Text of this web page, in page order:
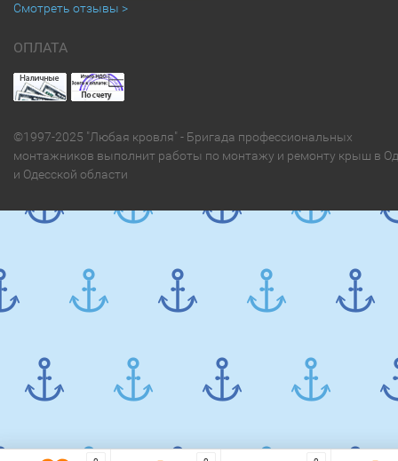
Смотреть отзывы >
ОПЛАТА
©1997-2025 "Любая кровля" - Бригада профессиональных
монтажников выполнит работы по монтажу и ремонту крыш в
и Одесской области